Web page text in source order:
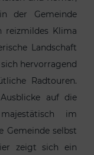
der Gemeinde
reizmildes Klima
Landschaft
hervorragend
Radtouren.
auf die
im
Gemeinde selbst
zeigt sich ein